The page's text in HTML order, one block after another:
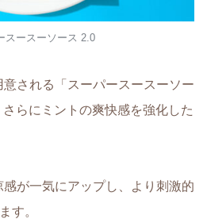
スースーソース 2.0
される「スーパースースーソー
らにミントの爽快感を強化した
が一気にアップし、より刺激的
す。